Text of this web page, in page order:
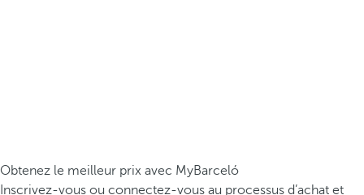
Obtenez le meilleur prix avec MyBarceló
Inscrivez-vous ou connectez-vous au processus d’achat et